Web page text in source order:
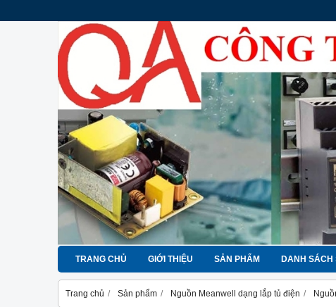
TRANG CHỦ GIỚI THIỆU SẢN PHẨM DANH SÁCH
Trang chủ Sản phẩm Nguồn Meanwell dạng lắp tủ điện